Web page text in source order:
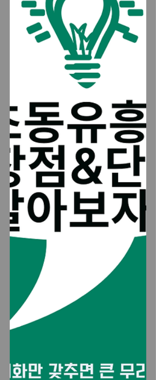
사람들이 가장 먼저 궁금해하는 것은
“어느 지역이 수입이 괜찮은가”, 그리고
“어떤 옷을 입어야 하는가”이다. 전국적
으로 보면 지역마다 상권 규모, 손님 소
비력, 업소 운영 방식이 달라 수입 편차
가 분명히 존재한다. 또한 복장은 첫인상
과 직결되기 때문에 업종과 지역 분위기
에 맞게 준비하는 것이 중요하다. 1. 수입
이 괜찮은 지역의 공통적인 특징 전국업
소알바 전국적으로 수입이 괜찮다고 평
가받는 지역에는 몇 가지 공통점이 있다.
유동 인구가 많다 직장인·자영업자 비율
이 높다 야간 소비가 활발하다